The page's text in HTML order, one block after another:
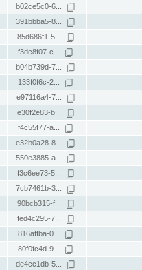
b02ce5c0-6...
391bbba5-8...
85d686f1-5...
f3dc8f07-c...
b04b739d-7...
133f0f6c-2...
e97116a4-7...
e30f2e83-b...
f4c55f77-a...
e32b0a28-8...
550e3885-a...
f3c6ee73-5...
7cb7461b-3...
90bcb315-f...
fed4c295-7...
816affba-0...
80f0fc4d-9...
de4cc1db-5...